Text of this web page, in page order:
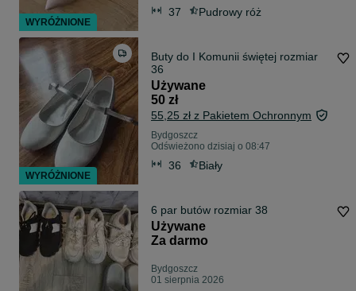
37 Pudrowy róż
Buty do I Komunii świętej rozmiar
36
Używane
50 zł
55,25 zł z Pakietem Ochronnym
Bydgoszcz
Odświeżono dzisiaj o 08:47
36 Biały
6 par butów rozmiar 38
Używane
Za darmo
Bydgoszcz
01 sierpnia 2026
WYRÓŻNIONE
WYRÓŻNIONE